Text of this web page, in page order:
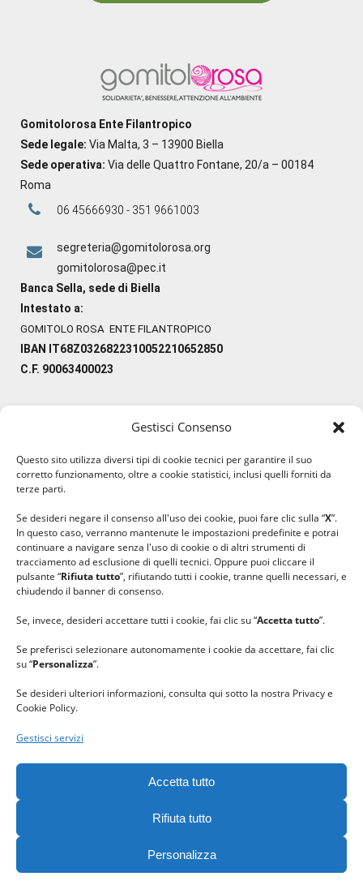
Gestisci Consenso
Questo sito utilizza diversi tipi di cookie tecnici per garantire il suo
corretto funzionamento, oltre a cookie statistici, inclusi quelli forniti da
terze parti.
Se desideri negare il consenso all'uso dei cookie, puoi fare clic sulla “X”.
In questo caso, verranno mantenute le impostazioni predefinite e potrai
continuare a navigare senza l'uso di cookie o di altri strumenti di
tracciamento ad esclusione di quelli tecnici. Oppure puoi cliccare il
pulsante “Rifiuta tutto”, rifiutando tutti i cookie, tranne quelli necessari, e
chiudendo il banner di consenso.
Se, invece, desideri accettare tutti i cookie, fai clic su “Accetta tutto”.
Se preferisci selezionare autonomamente i cookie da accettare, fai clic
su “Personalizza”.
Se desideri ulteriori informazioni, consulta qui sotto la nostra Privacy e
Cookie Policy.
Gestisci servizi
Accetta tutto
Rifiuta tutto
Personalizza
Gomitolorosa Ente Filantropico
Sede legale: Via Malta, 3 – 13900 Biella
Sede operativa: Via delle Quattro Fontane, 20/a – 00184
Roma
06 45666930 - 351 9661003
segreteria@gomitolorosa.org
gomitolorosa@pec.it
Banca Sella, sede di Biella
Intestato a:
GOMITOLO ROSA ENTE FILANTROPICO
IBAN IT68Z0326822310052210652850
C.F. 90063400023
#lanaterapia
#ilcaloredellempatia
Gomitolorosa. Tutti i diritti riservati. - C. F. 90063400023 -Privacy